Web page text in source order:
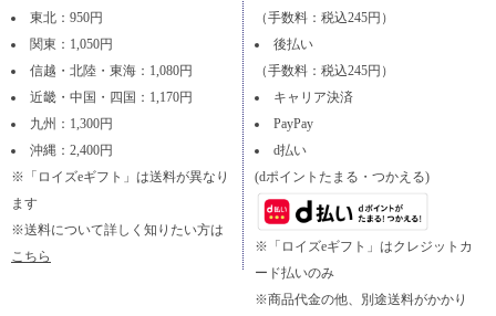
東北：950円
関東：1,050円
信越・北陸・東海：1,080円
近畿・中国・四国：1,170円
九州：1,300円
沖縄：2,400円
※「ロイズeギフト」は送料が異なり
ます
※送料について詳しく知りたい方は
こちら
（手数料：税込245円）
後払い
（手数料：税込245円）
キャリア決済
PayPay
d払い
(dポイントたまる・つかえる)
※「ロイズeギフト」はクレジットカ
ード払いのみ
※商品代金の他、別途送料がかかり